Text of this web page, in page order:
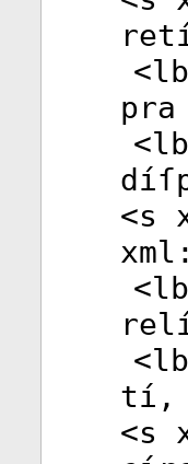
<lb
<lb
<s
<lb
<lb
tí,
<s